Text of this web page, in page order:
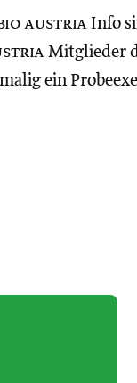
austria Info
Mitglieder
ein